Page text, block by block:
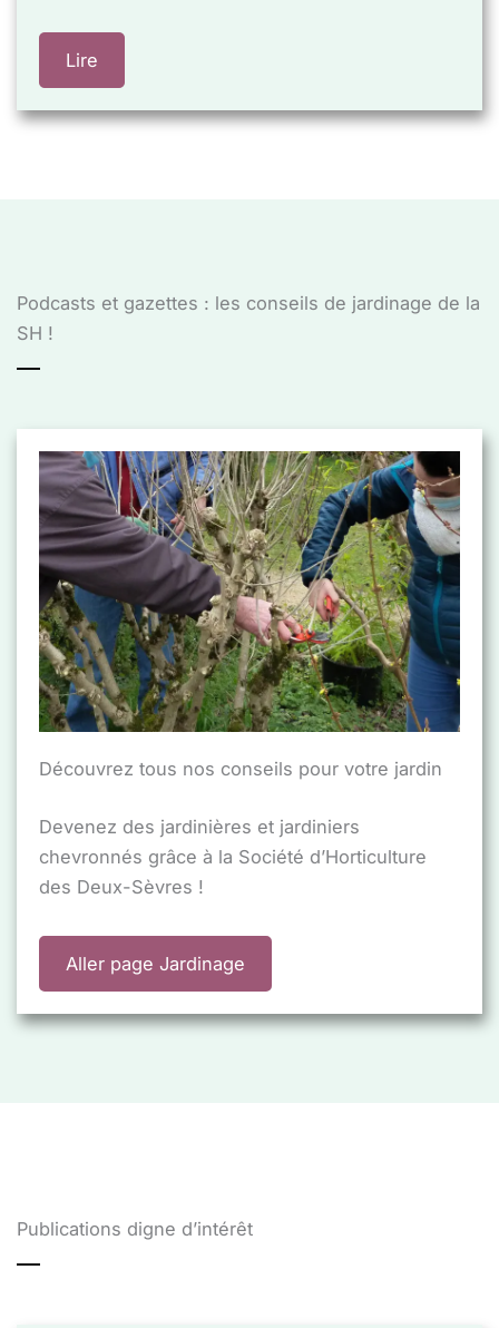
Lire
Podcasts et gazettes : les conseils de jardinage de la
SH !
Découvrez tous nos conseils pour votre jardin
Devenez des jardinières et jardiniers
chevronnés grâce à la Société d’Horticulture
des Deux-Sèvres !
Aller page Jardinage
Publications digne d’intérêt